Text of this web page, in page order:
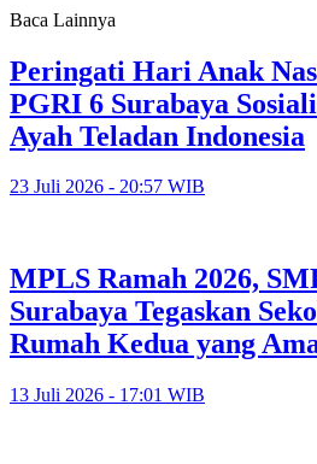
Baca Lainnya
Peringati Hari Anak
PGRI 6 Surabaya
Ayah Teladan Indonesia
23 Juli 2026 - 20:57 WIB
MPLS Ramah 2026,
Surabaya Tegaskan
Rumah Kedua yang
13 Juli 2026 - 17:01 WIB